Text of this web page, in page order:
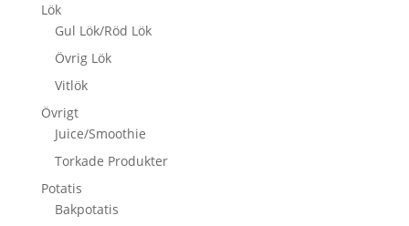
Lök
Gul Lök/Röd Lök
Övrig Lök
Vitlök
Övrigt
Juice/Smoothie
Torkade Produkter
Potatis
Bakpotatis